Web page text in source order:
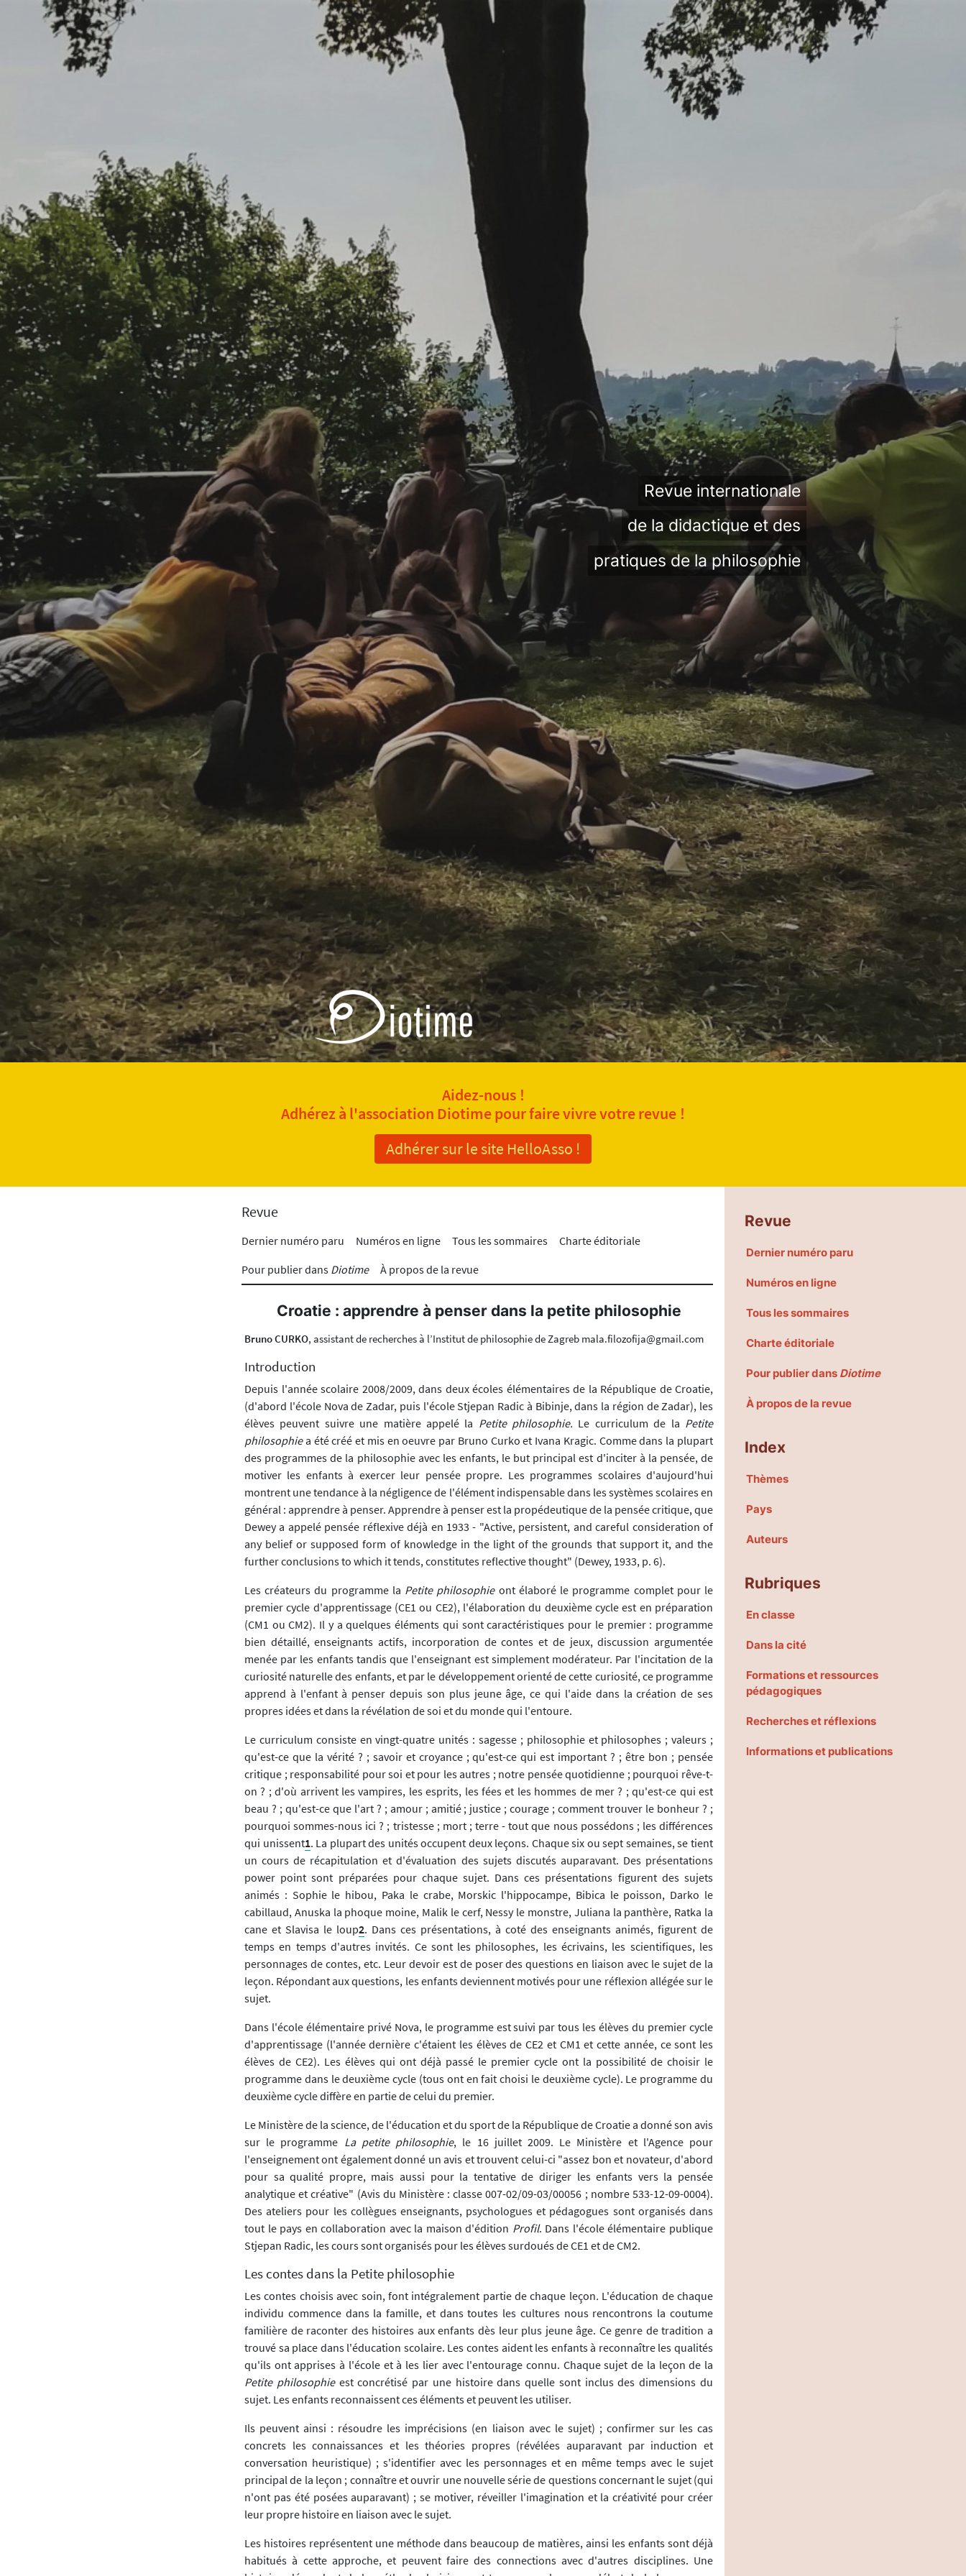
Revue internationale
de la didactique et des
pratiques de la philosophie
Aidez-nous !
Adhérez à l'association Diotime pour faire vivre votre revue !
Adhérer sur le site HelloAsso !
Revue
Dernier numéro paru Numéros en ligne Tous les sommaires
Charte éditoriale
Pour publier dans Diotime À propos de la revue
Croatie : apprendre à penser dans la petite philosophie
Bruno CURKO, assistant de recherches à l’Institut de philosophie de Zagreb mala.filozofija@gmail.com
Introduction
Depuis l'année scolaire 2008/2009, dans deux écoles élémentaires de la République de Croatie,
(d'abord l'école Nova de Zadar, puis l'école Stjepan Radic à Bibinje, dans la région de Zadar), les
élèves peuvent suivre une matière appelé la Petite philosophie. Le curriculum de la Petite
philosophiea été créé et mis en oeuvre par Bruno Curko et Ivana Kragic. Comme dans la plupart
des programmes de la philosophie avec les enfants, le but principal est d'inciter à la pensée, de
motiver les enfants à exercer leur pensée propre. Les programmes scolaires d'aujourd'hui
montrent une tendance à la négligence de l'élément indispensable dans les systèmes scolaires en
général : apprendre à penser. Apprendre à penser est la propédeutique de la pensée critique, que
Dewey a appelé pensée réflexive déjà en 1933 - "Active, persistent, and careful consideration of
any belief or supposed form of knowledge in the light of the grounds that support it, and the
further conclusions to which it tends, constitutes reflective thought" (Dewey, 1933, p. 6).
Les créateurs du programme la Petite philosophieont élaboré le programme complet pour le
premier cycle d'apprentissage (CE1 ou CE2), l'élaboration du deuxième cycle est en préparation
(CM1 ou CM2). Il y a quelques éléments qui sont caractéristiques pour le premier : programme
bien détaillé, enseignants actifs, incorporation de contes et de jeux, discussion argumentée
menée par les enfants tandis que l'enseignant est simplement modérateur. Par l'incitation de la
curiosité naturelle des enfants, et par le développement orienté de cette curiosité, ce programme
apprend à l'enfant à penser depuis son plus jeune âge, ce qui l'aide dans la création de ses
propres idées et dans la révélation de soi et du monde qui l'entoure.
Le curriculum consiste en vingt-quatre unités : sagesse ; philosophie et philosophes ; valeurs ;
qu'est-ce que la vérité ? ; savoir et croyance ; qu'est-ce qui est important ? ; être bon ; pensée
critique ; responsabilité pour soi et pour les autres ; notre pensée quotidienne ; pourquoi rêve-t-
on ? ; d'où arrivent les vampires, les esprits, les fées et les hommes de mer ? ; qu'est-ce qui est
beau ? ; qu'est-ce que l'art ? ; amour ; amitié ; justice ; courage ; comment trouver le bonheur ? ;
pourquoi sommes-nous ici ? ; tristesse ; mort ; terre - tout que nous possédons ; les différences
qui unissent1. La plupart des unités occupent deux leçons. Chaque six ou sept semaines, se tient
un cours de récapitulation et d'évaluation des sujets discutés auparavant. Des présentations
power point sont préparées pour chaque sujet. Dans ces présentations figurent des sujets
animés : Sophie le hibou, Paka le crabe, Morskic l'hippocampe, Bibica le poisson, Darko le
cabillaud, Anuska la phoque moine, Malik le cerf, Nessy le monstre, Juliana la panthère, Ratka la
cane et Slavisa le loup2. Dans ces présentations, à coté des enseignants animés, figurent de
temps en temps d'autres invités. Ce sont les philosophes, les écrivains, les scientifiques, les
personnages de contes, etc. Leur devoir est de poser des questions en liaison avec le sujet de la
leçon. Répondant aux questions, les enfants deviennent motivés pour une réflexion allégée sur le
sujet.
Dans l'école élémentaire privé Nova, le programme est suivi par tous les élèves du premier cycle
d'apprentissage (l'année dernière c'étaient les élèves de CE2 et CM1 et cette année, ce sont les
élèves de CE2). Les élèves qui ont déjà passé le premier cycle ont la possibilité de choisir le
programme dans le deuxième cycle (tous ont en fait choisi le deuxième cycle). Le programme du
deuxième cycle diffère en partie de celui du premier.
Le Ministère de la science, de l'éducation et du sport de la République de Croatie a donné son avis
sur le programme La petite philosophie, le 16 juillet 2009. Le Ministère et l'Agence pour
l'enseignement ont également donné un avis et trouvent celui-ci "assez bon et novateur, d'abord
pour sa qualité propre, mais aussi pour la tentative de diriger les enfants vers la pensée
analytique et créative" (Avis du Ministère : classe 007-02/09-03/00056 ; nombre 533-12-09-0004).
Des ateliers pour les collègues enseignants, psychologues et pédagogues sont organisés dans
tout le pays en collaboration avec la maison d'édition Profil. Dans l'école élémentaire publique
Stjepan Radic, les cours sont organisés pour les élèves surdoués de CE1 et de CM2.
Les contes dans la Petite philosophie
Les contes choisis avec soin, font intégralement partie de chaque leçon. L'éducation de chaque
individu commence dans la famille, et dans toutes les cultures nous rencontrons la coutume
familière de raconter des histoires aux enfants dès leur plus jeune âge. Ce genre de tradition a
trouvé sa place dans l'éducation scolaire. Les contes aident les enfants à reconnaître les qualités
qu'ils ont apprises à l'école et à les lier avec l'entourage connu. Chaque sujet de la leçon de la
Petite philosophieest concrétisé par une histoire dans quelle sont inclus des dimensions du
sujet. Les enfants reconnaissent ces éléments et peuvent les utiliser.
Ils peuvent ainsi : résoudre les imprécisions (en liaison avec le sujet) ; confirmer sur les cas
concrets les connaissances et les théories propres (révélées auparavant par induction et
conversation heuristique) ; s'identifier avec les personnages et en même temps avec le sujet
principal de la leçon ; connaître et ouvrir une nouvelle série de questions concernant le sujet (qui
n'ont pas été posées auparavant) ; se motiver, réveiller l'imagination et la créativité pour créer
leur propre histoire en liaison avec le sujet.
Les histoires représentent une méthode dans beaucoup de matières, ainsi les enfants sont déjà
habitués à cette approche, et peuvent faire des connections avec d'autres disciplines. Une
Revue
Dernier numéro paru
Numéros en ligne
Tous les sommaires
Charte éditoriale
Pour publier dans Diotime
À propos de la revue
Index
Thèmes
Pays
Auteurs
Rubriques
En classe
Dans la cité
Formations et ressources
pédagogiques
Recherches et réflexions
Informations et publications